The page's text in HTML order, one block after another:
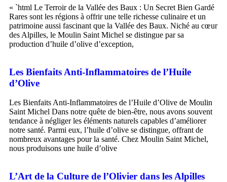
« `html Le Terroir de la Vallée des Baux : Un Secret Bien Gardé
Rares sont les régions à offrir une telle richesse culinaire et un
patrimoine aussi fascinant que la Vallée des Baux. Niché au cœur
des Alpilles, le Moulin Saint Michel se distingue par sa
production d’huile d’olive d’exception,
Les Bienfaits Anti-Inflammatoires de l’Huile
d’Olive
Les Bienfaits Anti-Inflammatoires de l’Huile d’Olive de Moulin
Saint Michel Dans notre quête de bien-être, nous avons souvent
tendance à négliger les éléments naturels capables d’améliorer
notre santé. Parmi eux, l’huile d’olive se distingue, offrant de
nombreux avantages pour la santé. Chez Moulin Saint Michel,
nous produisons une huile d’olive
L’Art de la Culture de l’Olivier dans les Alpilles